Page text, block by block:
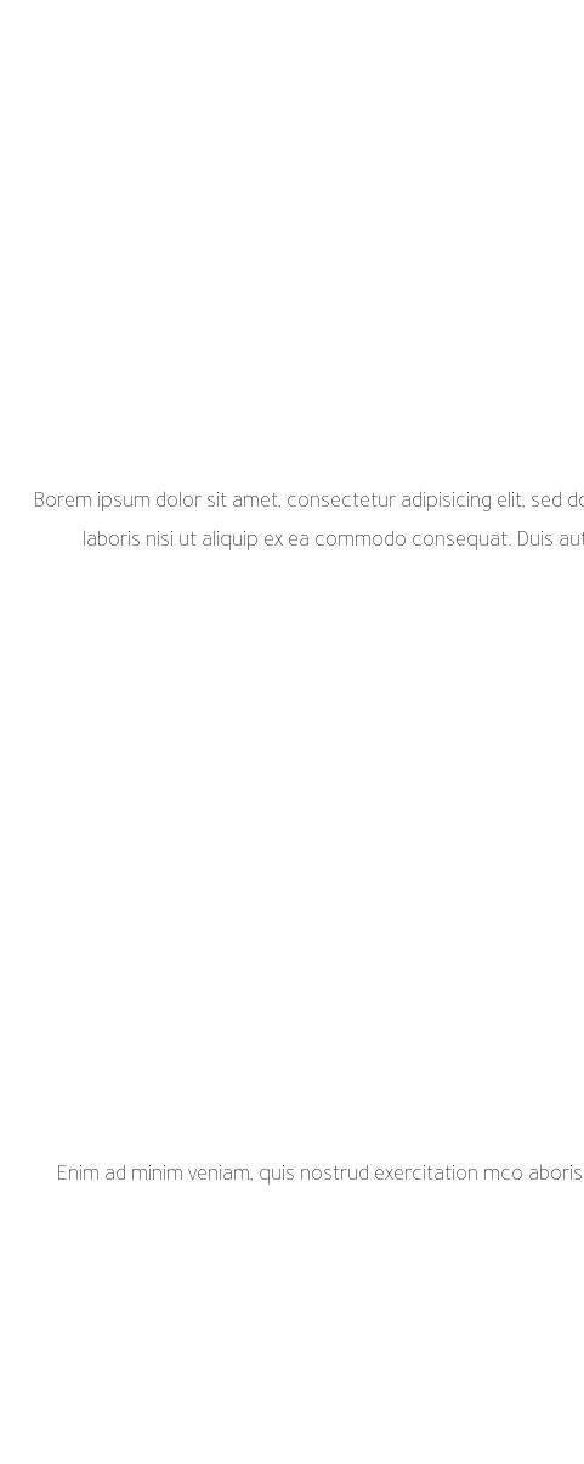
Borem ipsum dolor sit amet, consectetur adipisicing elit, sed
laboris nisi ut aliquip ex ea commodo consequat. Duis
Enim ad minim veniam, quis nostrud exercitation mco